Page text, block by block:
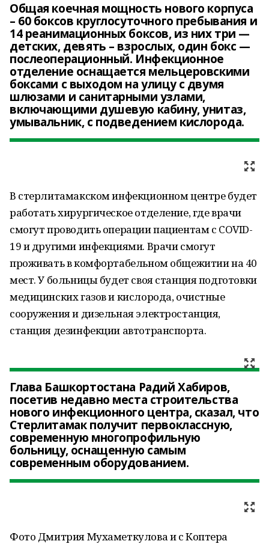
Общая коечная мощность нового корпуса
– 60 боксов круглосуточного пребывания и
14 реанимационных боксов, из них три —
детских, девять – взрослых, один бокс —
послеоперационный. Инфекционное
отделение оснащается мельцеровскими
боксами с выходом на улицу с двумя
шлюзами и санитарными узлами,
включающими душевую кабину, унитаз,
умывальник, с подведением кислорода.
В стерлитамакском инфекционном центре будет
работать хирургическое отделение, где врачи
смогут проводить операции пациентам с COVID-
19 и другими инфекциями. Врачи смогут
проживать в комфортабельном общежитии на 40
мест. У больницы будет своя станция подготовки
медицинских газов и кислорода, очистные
сооружения и дизельная электростанция,
станция дезинфекции автотранспорта.
Глава Башкортостана Радий Хабиров,
посетив недавно места строительства
нового инфекционного центра, сказал, что
Стерлитамак получит первоклассную,
современную многопрофильную
больницу, оснащенную самым
современным оборудованием.
Фото Дмитрия Мухаметкулова и с Коптера